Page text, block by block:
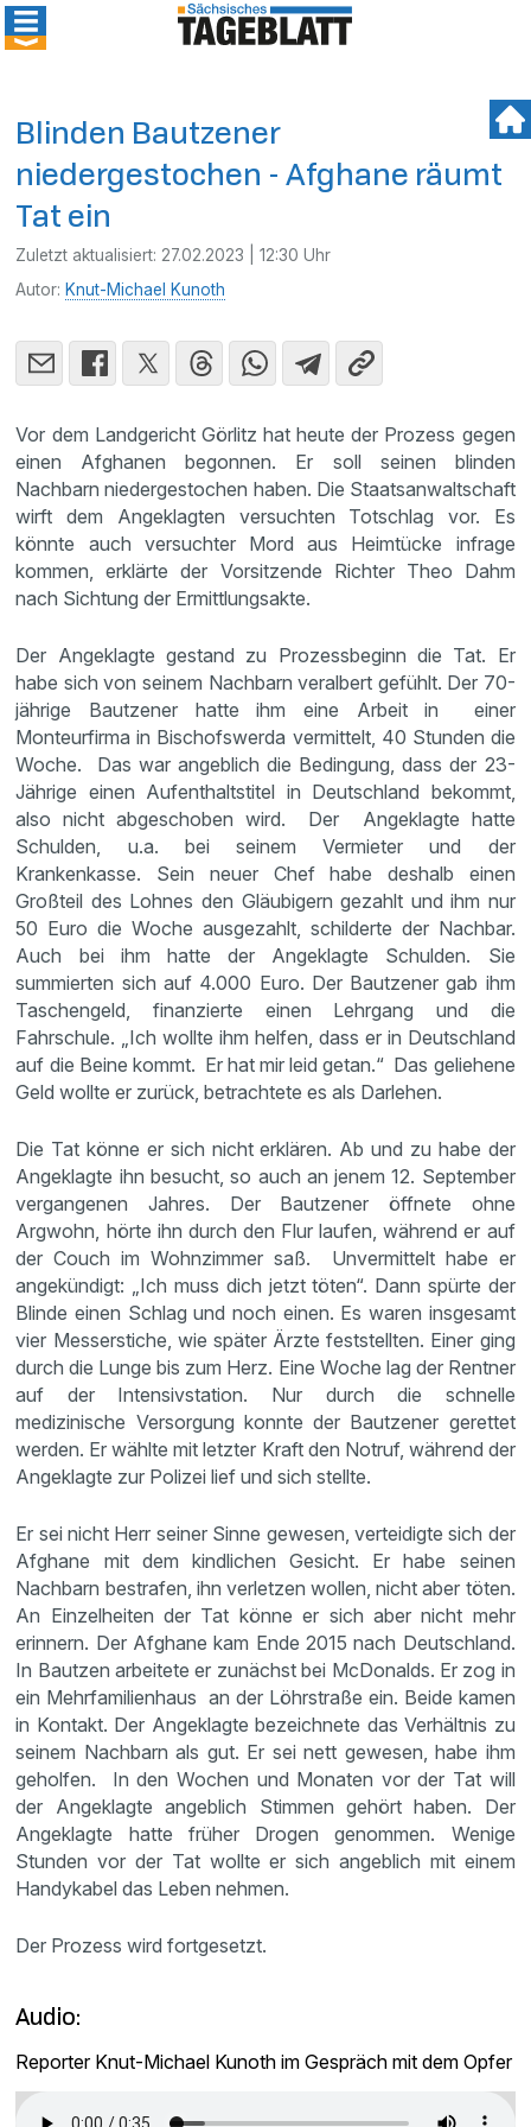
Blinden Bautzener
niedergestochen - Afghane räumt
Tat ein
Zuletzt aktualisiert: 27.02.2023 | 12:30 Uhr
Autor: Knut-Michael Kunoth
Vor dem Landgericht Görlitz hat heute der Prozess gegen
einen Afghanen begonnen. Er soll seinen blinden
Nachbarn niedergestochen haben. Die Staatsanwaltschaft
wirft dem Angeklagten versuchten Totschlag vor. Es
könnte auch versuchter Mord aus Heimtücke infrage
kommen, erklärte der Vorsitzende Richter Theo Dahm
nach Sichtung der Ermittlungsakte.
Der Angeklagte gestand zu Prozessbeginn die Tat. Er
habe sich von seinem Nachbarn veralbert gefühlt. Der 70-
jährige Bautzener hatte ihm eine Arbeit in einer
Monteurfirma in Bischofswerda vermittelt, 40 Stunden die
Woche. Das war angeblich die Bedingung, dass der 23-
Jährige einen Aufenthaltstitel in Deutschland bekommt,
also nicht abgeschoben wird. Der Angeklagte hatte
Schulden, u.a. bei seinem Vermieter und der
Krankenkasse. Sein neuer Chef habe deshalb einen
Großteil des Lohnes den Gläubigern gezahlt und ihm nur
50 Euro die Woche ausgezahlt, schilderte der Nachbar.
Auch bei ihm hatte der Angeklagte Schulden. Sie
summierten sich auf 4.000 Euro. Der Bautzener gab ihm
Taschengeld, finanzierte einen Lehrgang und die
Fahrschule. „Ich wollte ihm helfen, dass er in Deutschland
auf die Beine kommt. Er hat mir leid getan.“ Das geliehene
Geld wollte er zurück, betrachtete es als Darlehen.
Die Tat könne er sich nicht erklären. Ab und zu habe der
Angeklagte ihn besucht, so auch an jenem 12. September
vergangenen Jahres. Der Bautzener öffnete ohne
Argwohn, hörte ihn durch den Flur laufen, während er auf
der Couch im Wohnzimmer saß. Unvermittelt habe er
angekündigt: „Ich muss dich jetzt töten“. Dann spürte der
Blinde einen Schlag und noch einen. Es waren insgesamt
vier Messerstiche, wie später Ärzte feststellten. Einer ging
durch die Lunge bis zum Herz. Eine Woche lag der Rentner
auf der Intensivstation. Nur durch die schnelle
medizinische Versorgung konnte der Bautzener gerettet
werden. Er wählte mit letzter Kraft den Notruf, während der
Angeklagte zur Polizei lief und sich stellte.
Er sei nicht Herr seiner Sinne gewesen, verteidigte sich der
Afghane mit dem kindlichen Gesicht. Er habe seinen
Nachbarn bestrafen, ihn verletzen wollen, nicht aber töten.
An Einzelheiten der Tat könne er sich aber nicht mehr
erinnern. Der Afghane kam Ende 2015 nach Deutschland.
In Bautzen arbeitete er zunächst bei McDonalds. Er zog in
ein Mehrfamilienhaus an der Löhrstraße ein. Beide kamen
in Kontakt. Der Angeklagte bezeichnete das Verhältnis zu
seinem Nachbarn als gut. Er sei nett gewesen, habe ihm
geholfen. In den Wochen und Monaten vor der Tat will
der Angeklagte angeblich Stimmen gehört haben. Der
Angeklagte hatte früher Drogen genommen. Wenige
Stunden vor der Tat wollte er sich angeblich mit einem
Handykabel das Leben nehmen.
Der Prozess wird fortgesetzt.
Audio:
Reporter Knut-Michael Kunoth im Gespräch mit dem Opfer